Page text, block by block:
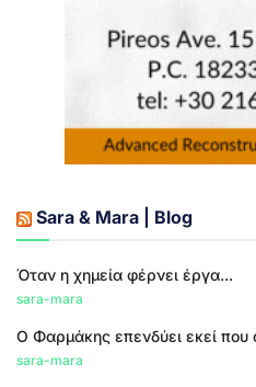
Sara & Mara | Blog
Όταν η χημεία φέρνει έργα...
sara-mara
Ο Φαρμάκης επενδύει εκεί που
sara-mara